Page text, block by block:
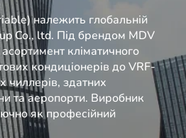
належить глобальній
Co., ltd. Під брендом MDV
кліматичного
кондиціонерів до VRF-
чиллерів, здатних
та аеропорти. Виробник
як професійний